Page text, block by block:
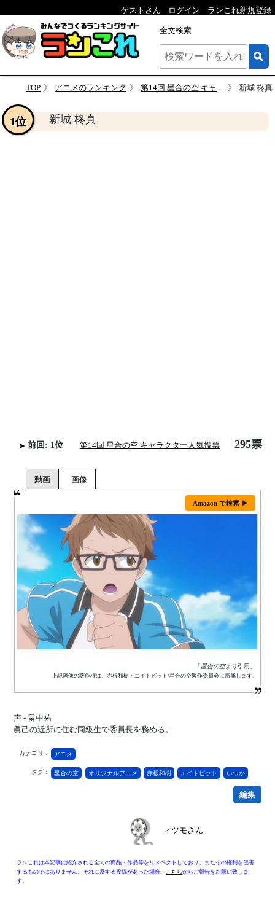
ゲストさん ログイン ランこれ新規登録
全文検索
TOP アニメのランキング 第14回 星合の空 キャラクター人気投票 新城 柊真
新城 柊真
1位
前回: 1位 第14回 星合の空 キャラクター人気投票 295票
Amazon で検索 ▶
「星合の空より引用」
上記画像の著作権は、赤根和樹・エイトビット/星合の空製作委員会に帰属します。
声 - 畠中祐
眞己の近所に住む同級生で委員長を務める。
カテゴリ： アニメ
タグ： 星合の空 オリジナルアニメ 赤根和樹 エイトビット いつか
編集
ィツモさん
ランこれは本記事に紹介される全ての商品・作品等をリスペクトしており、またその権利を侵害
するものではありません。それに反する投稿があった場合、
こちらからご報告をお願い致しま
す。